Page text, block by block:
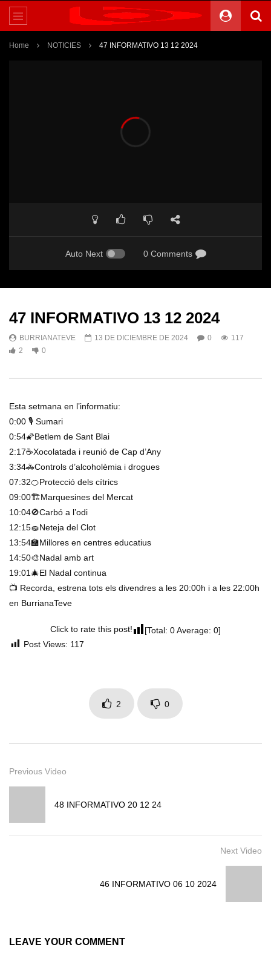
Home NOTICIES 47 INFORMATIVO 13 12 2024
Auto Next 0 Comments
47 INFORMATIVO 13 12 2024
BURRIANATEVE 13 DE DICIEMBRE DE 2024 0
117
2
0
Esta setmana en l’informatiu:
0:00 🎙️ Sumari
0:54🌠Betlem de Sant Blai
2:17☕Xocolatada i reunió de Cap d’Any
3:34🚓Controls d’alcoholèmia i drogues
07:32🍊Protecció dels cítrics
09:00🏗️Marquesines del Mercat
10:04🚫Carbó a l’odi
12:15🧽Neteja del Clot
13:54🏫Millores en centres educatius
14:50🎨Nadal amb art
19:01🎄El Nadal continua
📺 Recorda, estrena tots els divendres a les 20:00h i a les 22:00h
en BurrianaTeve
Click to rate this post! [Total: 0Average: 0]
Post Views: 117
2 0
Previous Video
48 INFORMATIVO 20 12 24
Next Video
46 INFORMATIVO 06 10 2024
LEAVE YOUR COMMENT